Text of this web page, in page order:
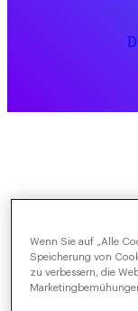
Wenn Sie auf „Alle
Speicherung von
zu verbessern, die